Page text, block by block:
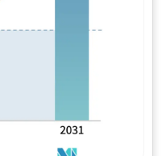
© Mordor Intelligence。再利用には